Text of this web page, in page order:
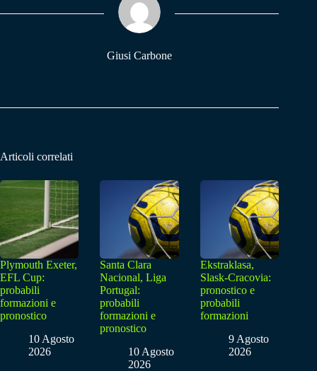
pp m
Giusi Carbone
Articoli correlati
Plymouth Exeter,
EFL Cup:
probabili
formazioni e
pronostico
10 Agosto
2026
Santa Clara
Nacional, Liga
Portugal:
probabili
formazioni e
pronostico
10 Agosto
2026
Ekstraklasa,
Slask-Cracovia:
pronostico e
probabili
formazioni
9 Agosto
2026